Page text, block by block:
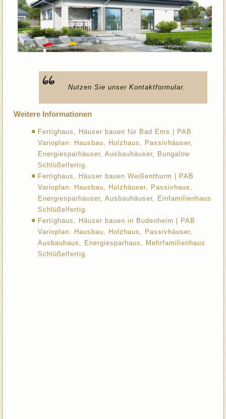
Nutzen Sie unser Kontaktformular.
Weitere Informationen
Fertighaus, Häuser bauen für Bad Ems | PAB
Varioplan: Hausbau, Holzhaus, Passivhäuser,
Energiesparhäuser, Ausbauhäuser, Bungalow
Schlüßelfertig.
Fertighaus, Häuser bauen Weißenthurm | PAB
Varioplan: Hausbau, Holzhäuser, Passivhaus,
Energiesparhäuser, Ausbauhäuser, Einfamilienhaus
Schlüßelfertig.
Fertighaus, Häuser bauen in Budenheim | PAB
Varioplan: Hausbau, Holzhaus, Passivhäuser,
Ausbauhaus, Energiesparhaus, Mehrfamilienhaus
Schlüßelfertig.